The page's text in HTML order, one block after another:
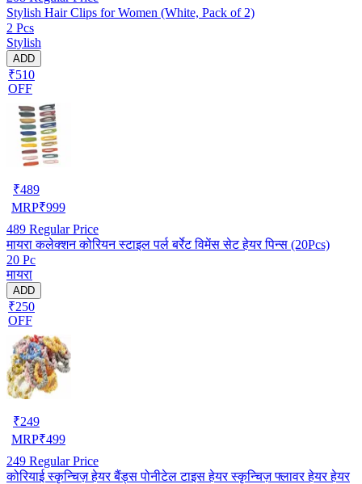
Stylish Hair Clips for Women (White, Pack of 2)
2 Pcs
Stylish
ADD
₹510
OFF
₹489
MRP₹999
489 Regular Price
मायरा कलेक्शन कोरियन स्टाइल पर्ल बर्रेट विमेंस सेट हेयर पिन्स (20Pcs)
20 Pc
मायरा
ADD
₹250
OFF
₹249
MRP₹499
249 Regular Price
कोरियाई स्कृन्चिज़ हेयर बैंड्स पोनीटेल टाइस हेयर स्कृन्चिज़ फ्लावर हेयर हेयर